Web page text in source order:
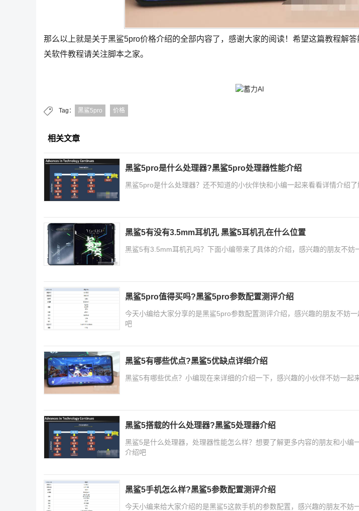
那么以上就是关于黑鲨5pro价格介绍的全部内容了，感谢大家的阅读！希望这篇教程解
关软件教程请关注脚本之家。
Tag： 黑鲨5pro 价格
相关文章
黑鲨5pro是什么处理器?黑鲨5pro处理器性能介绍
黑鲨5pro是什么处理器？还不知道的小伙伴快和小编一起来看看详情介绍了
黑鲨5有没有3.5mm耳机孔 黑鲨5耳机孔在什么位置
黑鲨5有3.5mm耳机孔吗？下面小编带来了具体的介绍，感兴趣的朋友不妨
黑鲨5pro值得买吗?黑鲨5pro参数配置测评介绍
今天小编给大家分享的是黑鲨5pro参数配置测评介绍，感兴趣的朋友不妨
吧
黑鲨5有哪些优点?黑鲨5优缺点详细介绍
黑鲨5有哪些优点？小编现在来详细的介绍一下，感兴趣的小伙伴不妨一起
黑鲨5搭载的什么处理器?黑鲨5处理器介绍
黑鲨5是什么处理器，处理器性能怎么样？想要了解更多内容的朋友和小编
介绍吧
黑鲨5手机怎么样?黑鲨5参数配置测评介绍
今天小编来给大家介绍的是黑鲨5这款手机的参数配置，感兴趣的朋友不妨